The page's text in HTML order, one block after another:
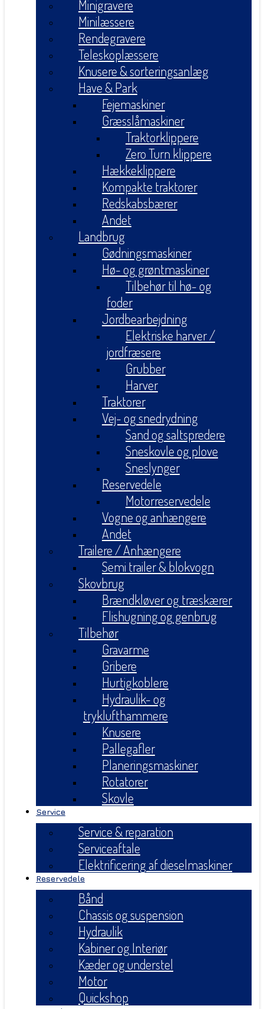
Minigravere
Minilæssere
Rendegravere
Teleskoplæssere
Knusere & sorteringsanlæg
Have & Park
Fejemaskiner
Græsslåmaskiner
Traktorklippere
Zero Turn klippere
Hækkeklippere
Kompakte traktorer
Redskabsbærer
Andet
Landbrug
Gødningsmaskiner
Hø- og grøntmaskiner
Tilbehør til hø- og
foder
Jordbearbejdning
Elektriske harver /
jordfræsere
Grubber
Harver
Traktorer
Vej- og snedrydning
Sand og saltspredere
Sneskovle og plove
Sneslynger
Reservedele
Motorreservedele
Vogne og anhængere
Andet
Trailere / Anhængere
Semi trailer & blokvogn
Skovbrug
Brændkløver og træskærer
Flishugning og genbrug
Tilbehør
Gravarme
Gribere
Hurtigkoblere
Hydraulik- og
tryklufthammere
Knusere
Pallegafler
Planeringsmaskiner
Rotatorer
Skovle
Service
Service & reparation
Serviceaftale
Elektrificering af dieselmaskiner
Reservedele
Bånd
Chassis og suspension
Hydraulik
Kabiner og Interiør
Kæder og understel
Motor
Quickshop